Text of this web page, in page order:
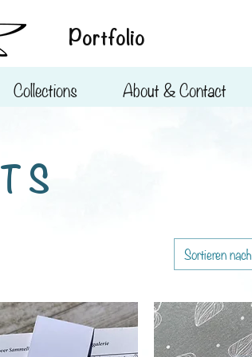
Portfolio
Collections About & Contact
Sortieren nach